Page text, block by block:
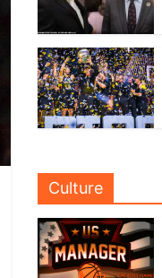
Culture